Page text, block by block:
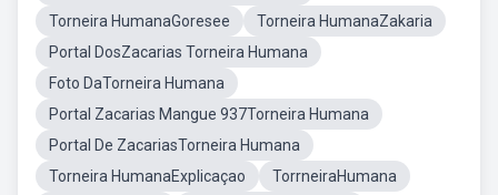
Torneira HumanaGoresee
Torneira HumanaZakaria
Portal DosZacarias Torneira Humana
Foto DaTorneira Humana
Portal Zacarias Mangue 937Torneira Humana
Portal De ZacariasTorneira Humana
Torneira HumanaExplicaçao
TorrneiraHumana